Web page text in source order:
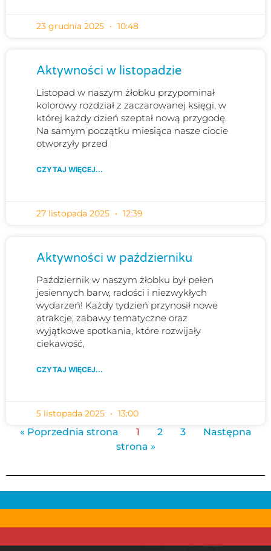
23 grudnia 2025 10:48
Aktywności w listopadzie
Listopad w naszym żłobku przypominał
kolorowy rozdział z zaczarowanej księgi, w
której każdy dzień szeptał nową przygodę.
Na samym początku miesiąca nasze ciocie
otworzyły przed
CZYTAJ WIĘCEJ...
27 listopada 2025 12:39
Aktywności w październiku
Październik w naszym żłobku był pełen
jesiennych barw, radości i niezwykłych
wydarzeń! Każdy tydzień przynosił nowe
atrakcje, zabawy tematyczne oraz
wyjątkowe spotkania, które rozwijały
ciekawość,
CZYTAJ WIĘCEJ...
5 listopada 2025 13:00
« Poprzednia strona 1 2 3
Następna
strona »